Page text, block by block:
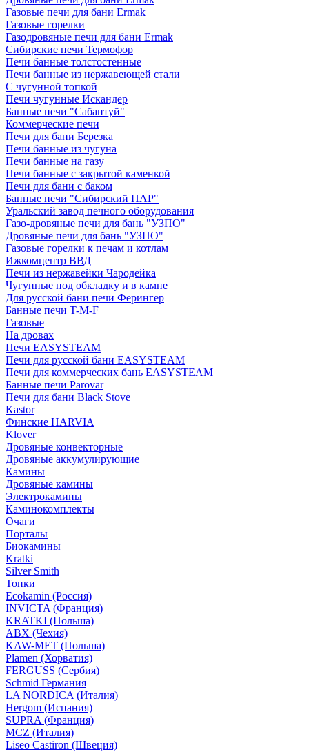
Газовые печи для бани Ermak
Газовые горелки
Газодровяные печи для бани Ermak
Сибирские печи Термофор
Печи банные толстостенные
Печи банные из нержавеющей стали
С чугунной топкой
Печи чугунные Искандер
Банные печи "Сабантуй"
Коммерческие печи
Печи для бани Березка
Печи банные из чугуна
Печи банные на газу
Печи банные с закрытой каменкой
Печи для бани с баком
Банные печи "Сибирский ПАР"
Уральский завод печного оборудования
Газо-дровяные печи для бань "УЗПО"
Дровяные печи для бань "УЗПО"
Газовые горелки к печам и котлам
Ижкомцентр ВВД
Печи из нержавейки Чародейка
Чугунные под обкладку и в камне
Для русской бани печи Ферингер
Банные печи T-M-F
Газовые
На дровах
Печи EASYSTEAM
Печи для русской бани EASYSTEAM
Печи для коммерческих бань EASYSTEAM
Банные печи Parovar
Печи для бани Black Stove
Kastor
Финские HARVIA
Klover
Дровяные конвекторные
Дровяные аккумулирующие
Камины
Дровяные камины
Электрокамины
Каминокомплекты
Очаги
Порталы
Биокамины
Kratki
Silver Smith
Топки
Ecokamin (Россия)
INVICTA (Франция)
KRATKI (Польша)
ABX (Чехия)
KAW-MET (Польша)
Plamen (Хорватия)
FERGUSS (Сербия)
Schmid Германия
LA NORDICA (Италия)
Hergom (Испания)
SUPRA (Франция)
MCZ (Италия)
Liseo Castiron (Швеция)